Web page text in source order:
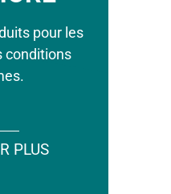
pour les
conditions
PLUS